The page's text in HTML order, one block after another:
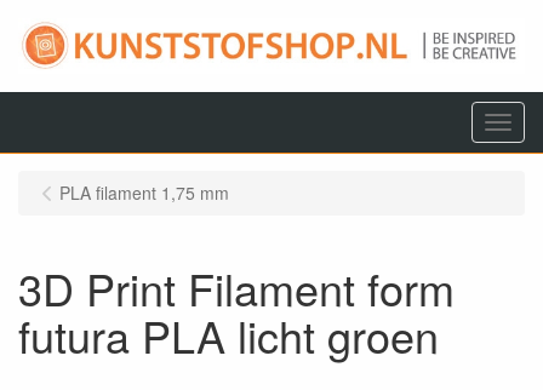
Menu
PLA filament 1,75 mm
3D Print Filament form
futura PLA licht groen